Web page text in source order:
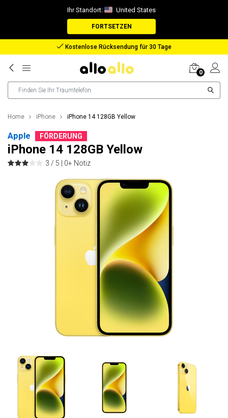
Ihr Standort: United States
FORTSETZEN
Kostenlose Rücksendung für 30 Tage
0
Home iPhone iPhone 14 128GB Yellow
Apple FÖRDERUNG
iPhone 14 128GB Yellow
3 / 5 | 0+ Notiz